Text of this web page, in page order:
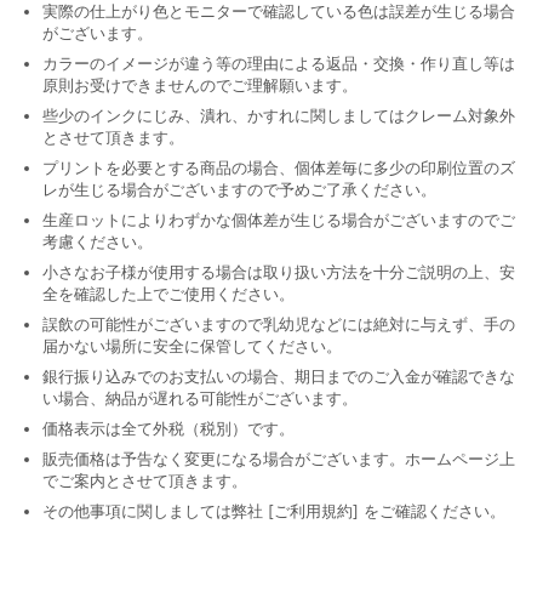
実際の仕上がり色とモニターで確認している色は誤差が生じる場合
がございます。
カラーのイメージが違う等の理由による返品・交換・作り直し等は
原則お受けできませんのでご理解願います。
些少のインクにじみ、潰れ、かすれに関しましてはクレーム対象外
とさせて頂きます。
プリントを必要とする商品の場合、個体差毎に多少の印刷位置のズ
レが生じる場合がございますので予めご了承ください。
生産ロットによりわずかな個体差が生じる場合がございますのでご
考慮ください。
小さなお子様が使用する場合は取り扱い方法を十分ご説明の上、安
全を確認した上でご使用ください。
誤飲の可能性がございますので乳幼児などには絶対に与えず、手の
届かない場所に安全に保管してください。
銀行振り込みでのお支払いの場合、期日までのご入金が確認できな
い場合、納品が遅れる可能性がございます。
価格表示は全て外税（税別）です。
販売価格は予告なく変更になる場合がございます。ホームページ上
でご案内とさせて頂きます。
その他事項に関しましては弊社 [ご利用規約] をご確認ください。